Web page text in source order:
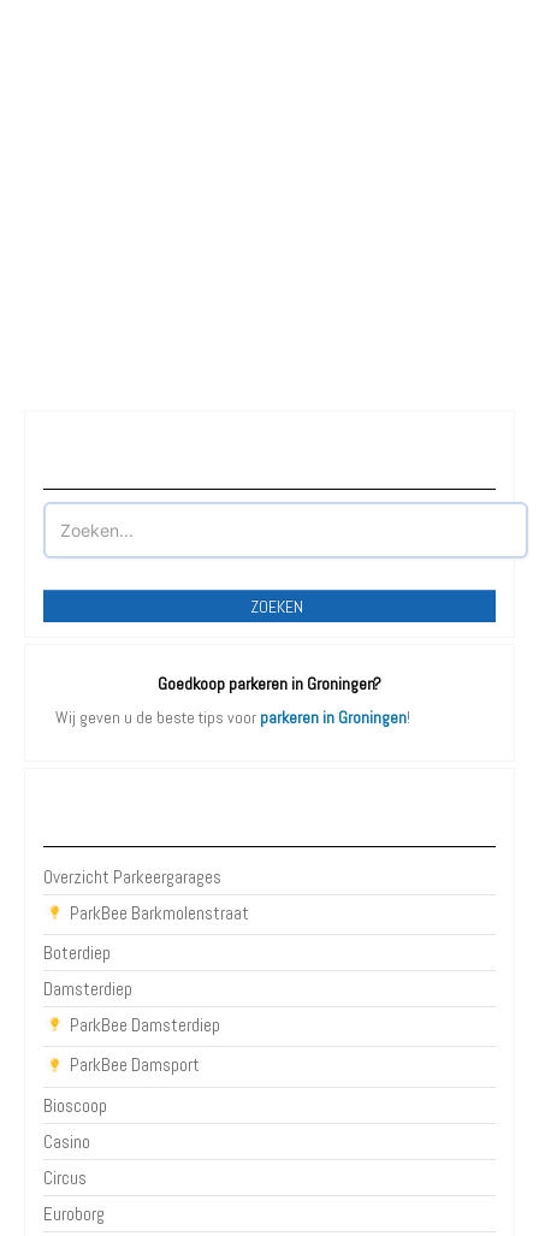
ZOEKEN
Goedkoop parkeren in Groningen?
Wij geven u de beste tips voor parkeren in Groningen!
Overzicht Parkeergarages
ParkBee Barkmolenstraat
Boterdiep
Damsterdiep
ParkBee Damsterdiep
ParkBee Damsport
Bioscoop
Casino
Circus
Euroborg